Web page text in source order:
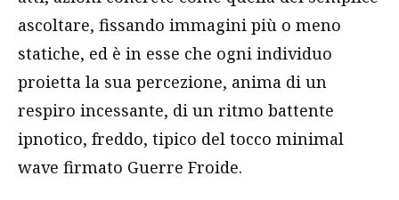
ascoltare, fissando immagini più o meno
statiche, ed è in esse che ogni individuo
proietta la sua percezione, anima di un
respiro incessante, di un ritmo battente
ipnotico, freddo, tipico del tocco minimal
wave firmato Guerre Froide.